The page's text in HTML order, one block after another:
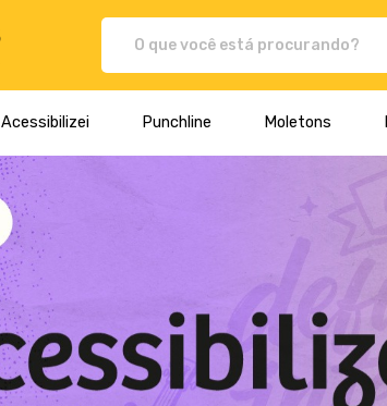
Acessibilizei Punchline Moletons